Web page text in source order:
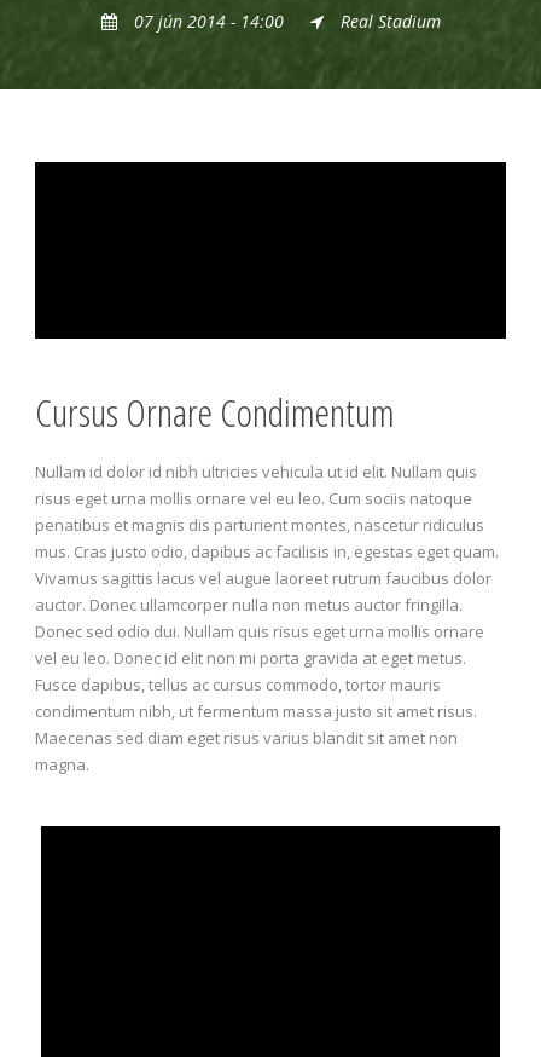
07 jún 2014 - 14:00 Real Stadium
Cursus Ornare Condimentum
Nullam id dolor id nibh ultricies vehicula ut id elit. Nullam quis
risus eget urna mollis ornare vel eu leo. Cum sociis natoque
penatibus et magnis dis parturient montes, nascetur ridiculus
mus. Cras justo odio, dapibus ac facilisis in, egestas eget quam.
Vivamus sagittis lacus vel augue laoreet rutrum faucibus dolor
auctor. Donec ullamcorper nulla non metus auctor fringilla.
Donec sed odio dui. Nullam quis risus eget urna mollis ornare
vel eu leo. Donec id elit non mi porta gravida at eget metus.
Fusce dapibus, tellus ac cursus commodo, tortor mauris
condimentum nibh, ut fermentum massa justo sit amet risus.
Maecenas sed diam eget risus varius blandit sit amet non
magna.